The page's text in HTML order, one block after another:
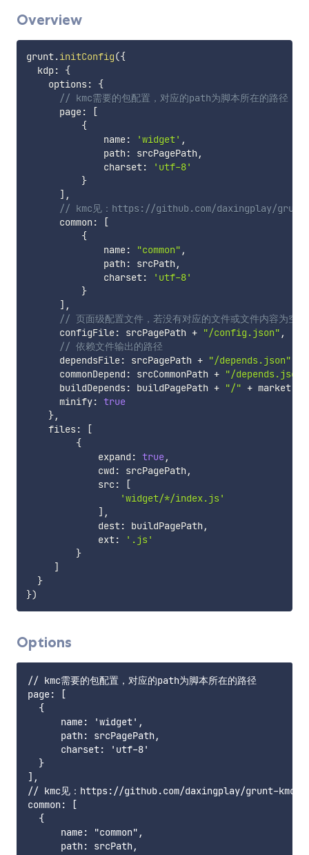
Overview
grunt.initConfig({
  kdp
:
{
    options
:
{
// kmc需要的包配置，对应的path为脚本所在的路径
      page
:
[
{
              name
: 'widget' ,
              path
: srcPagePath ,
              charset
:
'utf-8'
}
] ,
// kmc见：https://github.com/daxingplay/grunt-
      common
:
[
{
              name
: "common" ,
              path
: srcPath ,
              charset
:
'utf-8'
}
] ,
// 页面级配置文件，若没有对应的文件或文件内容为空
      configFile
: srcPagePath + "/config.json" ,
// 依赖文件输出的路径
      dependsFile
: srcPagePath + "/depends.json"
      commonDepend
: srcCommonPath + "/depends.json"
      buildDepends
: buildPagePath + "/" + market
      minify
: true
},
    files
:
[
{
             expand
: true,
             cwd
: srcPagePath ,
             src
:
[
'widget/*/index.js'
] ,
             dest
: buildPagePath ,
             ext
:
'.js'
}
]
}
})
Options
// kmc需要的包配置，对应的path为脚本所在的路径
page: [
  {
      name: 'widget',
      path: srcPagePath,
      charset: 'utf-8'
  }
],
// kmc见：https://github.com/daxingplay/grunt-kmc
common: [
  {
      name: "common",
      path: srcPath,